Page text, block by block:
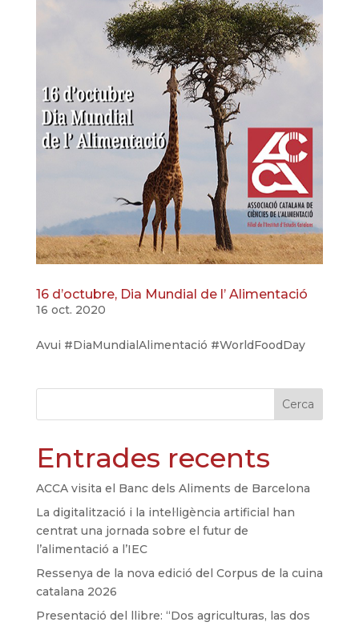
16 d’octubre, Dia Mundial de l’ Alimentació
16 oct. 2020
Avui #DiaMundialAlimentació #WorldFoodDay
Cerca
Entrades recents
ACCA visita el Banc dels Aliments de Barcelona
La digitalització i la intel·ligència artificial han
centrat una jornada sobre el futur de
l’alimentació a l’IEC
Ressenya de la nova edició del Corpus de la cuina
catalana 2026
Presentació del llibre: “Dos agriculturas, las dos